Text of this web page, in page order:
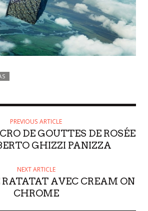
PREVIOUS ARTICLE
DE GOUTTES DE ROSÉE
GHIZZI PANIZZA
NEXT ARTICLE
AVEC CREAM ON
CHROME